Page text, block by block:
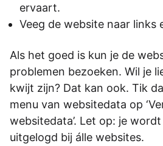
ervaart.
Veeg de website naar links
Als het goed is kun je de
problemen bezoeken. Wil je
kwijt zijn? Dat kan ook. Tik
menu van websitedata op
websitedata’. Let op: je
uitgelogd bij álle websites.